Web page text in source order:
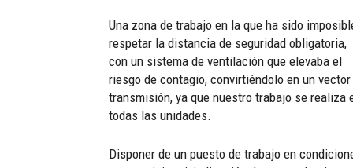
Una zona de trabajo en la que ha sido
respetar la distancia de seguridad obligatoria,
con un sistema de ventilación que elevaba el
riesgo de contagio, convirtiéndolo en un vector
transmisión, ya que nuestro trabajo se realiza
todas las unidades.
Disponer de un puesto de trabajo en